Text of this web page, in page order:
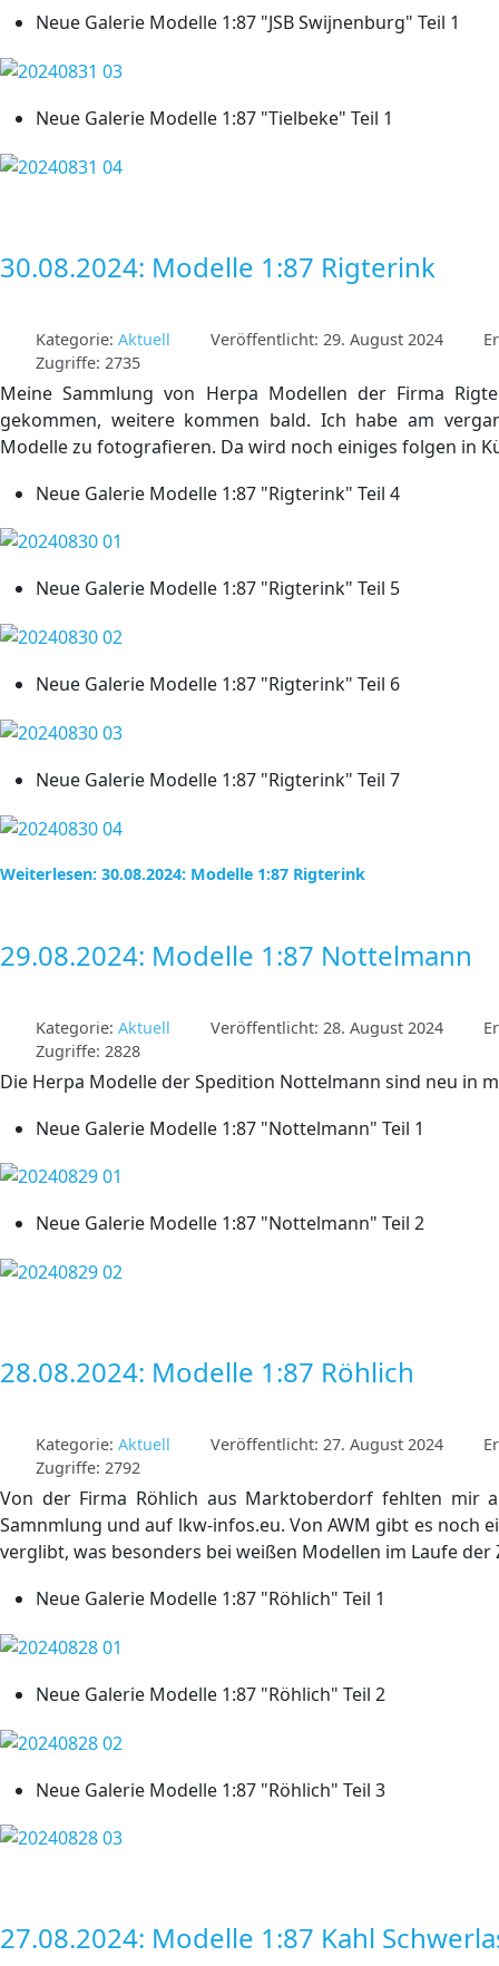
Neue Galerie Modelle 1:87 "JSB Swijnenburg" Teil 1
Neue Galerie Modelle 1:87 "Tielbeke" Teil 1
30.08.2024: Modelle 1:87 Rigterink
Kategorie: Aktuell Veröffentlicht: 29. August 2024
Zugriffe: 2735
Meine Sammlung von Herpa Modellen der Firma
gekommen, weitere kommen bald. Ich habe am
Modelle zu fotografieren. Da wird noch einiges folgen in
Neue Galerie Modelle 1:87 "Rigterink" Teil 4
Neue Galerie Modelle 1:87 "Rigterink" Teil 5
Neue Galerie Modelle 1:87 "Rigterink" Teil 6
Neue Galerie Modelle 1:87 "Rigterink" Teil 7
Weiterlesen: 30.08.2024: Modelle 1:87 Rigterink
29.08.2024: Modelle 1:87 Nottelmann
Kategorie: Aktuell Veröffentlicht: 28. August 2024
Zugriffe: 2828
Die Herpa Modelle der Spedition Nottelmann sind neu in
Neue Galerie Modelle 1:87 "Nottelmann" Teil 1
Neue Galerie Modelle 1:87 "Nottelmann" Teil 2
28.08.2024: Modelle 1:87 Röhlich
Kategorie: Aktuell Veröffentlicht: 27. August 2024
Zugriffe: 2792
Von der Firma Röhlich aus Marktoberdorf fehlten mir
Samnmlung und auf lkw-infos.eu. Von AWM gibt es noch
verglibt, was besonders bei weißen Modellen im Laufe
Neue Galerie Modelle 1:87 "Röhlich" Teil 1
Neue Galerie Modelle 1:87 "Röhlich" Teil 2
Neue Galerie Modelle 1:87 "Röhlich" Teil 3
27.08.2024: Modelle 1:87 Kahl